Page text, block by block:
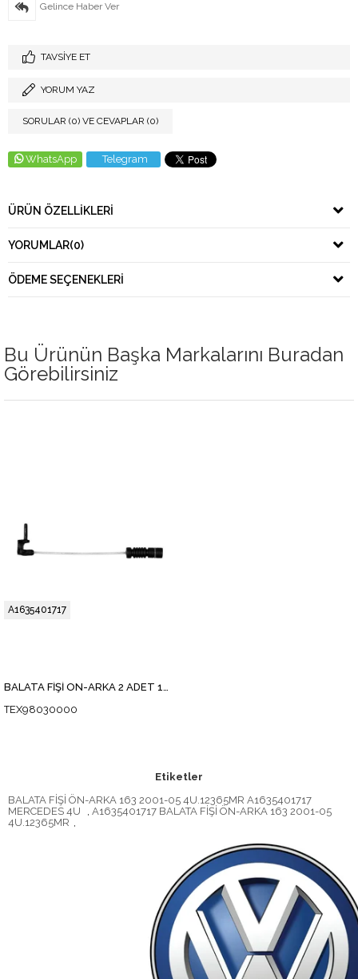
Gelince Haber Ver
TAVSIYE ET
YORUM YAZ
SORULAR (0) VE CEVAPLAR (0)
WhatsApp Telegram
ÜRÜN ÖZELLIKLERI
YORUMLAR(0)
ÖDEME SEÇENEKLERI
Bu Ürünün Başka Markalarını Buradan
Görebilirsiniz
BALATA FİŞİ ÖN-ARKA 2 ADET 163 2001-05
TEX98030000
A1635401717
Etiketler
BALATA FİŞİ ÖN-ARKA 163 2001-05 4U.12365MR A1635401717
MERCEDES 4U
, A1635401717 BALATA FİŞİ ÖN-ARKA 163 2001-05
4U.12365MR ,